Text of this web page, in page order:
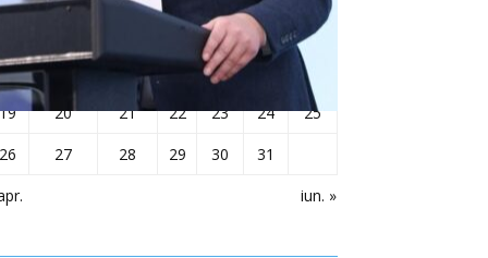
iun. »
8 9 10
11
16
18
20 21 22 23 24
25
26
27 28 29 30 31